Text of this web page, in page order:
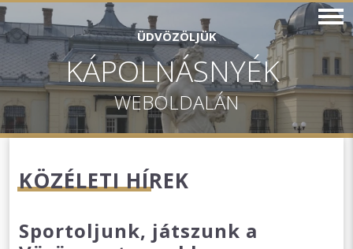
ÜDVÖZÖLJÜK
KÁPOLNÁSNYÉK
WEBOLDALÁN
KÖZÉLETI HÍREK
Sportoljunk, játszunk a